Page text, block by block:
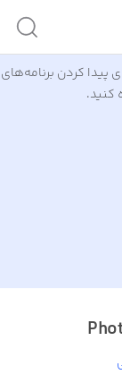
پیدا کردن برنامه‌های
کنید.